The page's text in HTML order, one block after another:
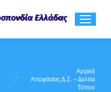
Αρχική
Αποφάσεις Δ.Σ. – Δελτία
Τύπου